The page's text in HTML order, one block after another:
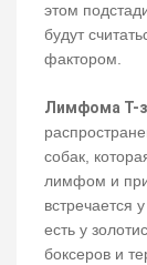
этом
будут
фактором.
Лимфома Т-
собак,
лимфом и
встречается
есть у
боксеров и